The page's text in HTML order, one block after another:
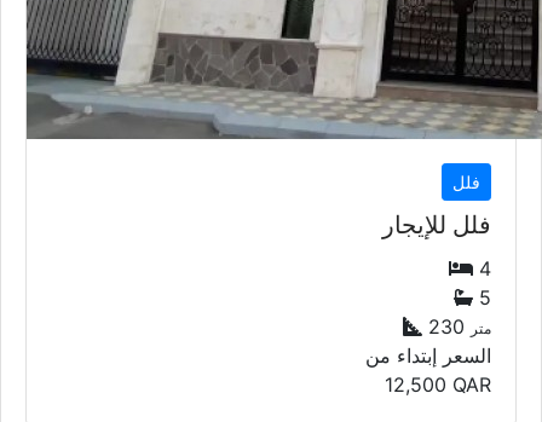
فلل
فلل للإيجار
4
5
230 متر
السعر إبتداء من
12,500 QAR